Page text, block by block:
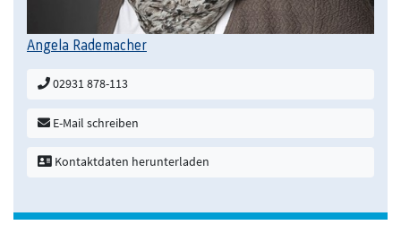
Angela Rademacher
02931 878-113
E-Mail schreiben
Kontaktdaten herunterladen